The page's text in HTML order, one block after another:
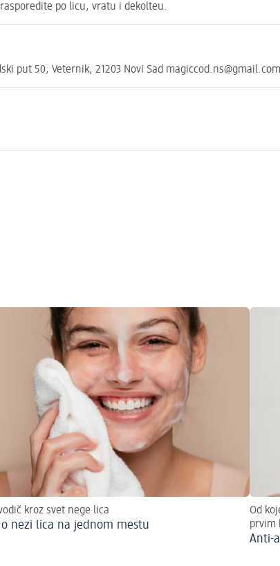
po licu, vratu i dekolteu.
put 50, Veternik, 21203 Novi Sad magiccod.ns@gmail.com
kroz svet nege lica
o nezi lica na jednom mestu
Od
prvim
Anti-